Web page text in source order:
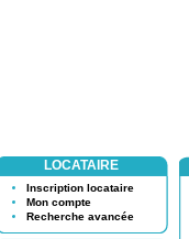
LOCATAIRE
Inscription locataire
Mon compte
Recherche avancée